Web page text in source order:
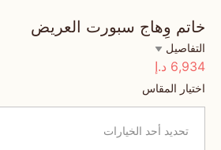
خاتم وِهاج سبورت العريض
التفاصيل
6,934 د.إ
اختيار المقاس